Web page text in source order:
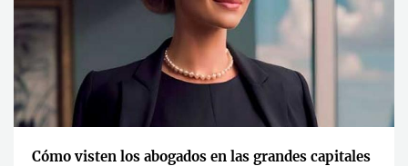
Cómo visten los abogados en las grandes capitales